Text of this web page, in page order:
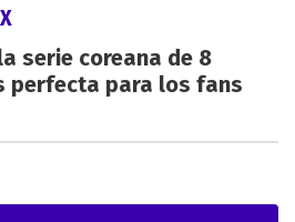
serie coreana de 8
perfecta para los fans